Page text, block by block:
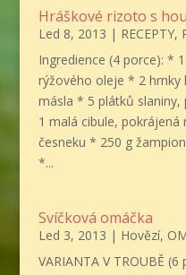
Hráškové rizoto s
Led 8, 2013 | RECEPTY,
Ingredience (4 porce): *
rýžového oleje * 2
másla * 5 plátků
1 malá cibule,
česneku * 250 g
*...
Svíčková omáčka
Led 3, 2013 | Hovězí,
VARIANTA V TROUBĚ